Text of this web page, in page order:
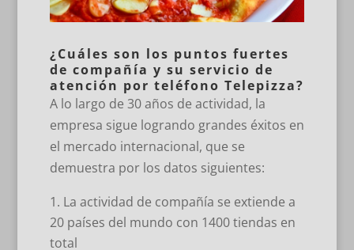
¿Cuáles son los puntos fuertes
de compañía y su servicio de
atención por teléfono Telepizza?
A lo largo de 30 años de actividad, la
empresa sigue logrando grandes éxitos en
el mercado internacional, que se
demuestra por los datos siguientes:
La actividad de compañía se extiende a
20 países del mundo con 1400 tiendas en
total